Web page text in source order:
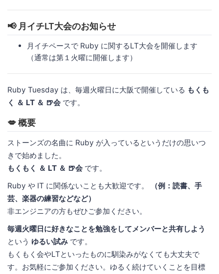
📢 月イチLT大会のお知らせ
月イチペースで Ruby に関するLT大会を開催します
（通常は第１火曜に開催します）
Ruby Tuesday は、毎週火曜日に大阪で開催している もくも
く ＆ LT ＆ 🍺会 です。
💋 概要
ストーンズの名曲に Ruby が入っているというだけの思いつ
きで始めました。
もくもく ＆ LT ＆ 🍺会 です。
Ruby や IT に関係ないことも大歓迎です。
（例：読書、手
芸、楽器の練習などなど）
非エンジニアの方もぜひご参加ください。
毎週火曜日に好きなことを勉強をしてメンバーと共有しよう
という ゆるい試み です。
もくもく会やLTといったものに馴染みがなくても大丈夫で
す。お気軽にご参加ください。ゆるく続けていくことを目標